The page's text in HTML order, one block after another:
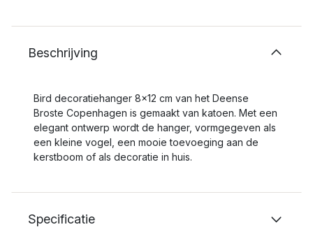
Beschrijving
Bird decoratiehanger 8x12 cm van het Deense
Broste Copenhagen is gemaakt van katoen. Met een
elegant ontwerp wordt de hanger, vormgegeven als
een kleine vogel, een mooie toevoeging aan de
kerstboom of als decoratie in huis.
Specificatie